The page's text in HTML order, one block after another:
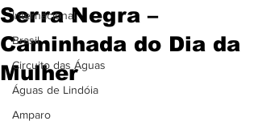
Internacional
Brasil
Circuito das Águas
Águas de Lindóia
Amparo
Serra Negra –
Caminhada do Dia da
Mulher